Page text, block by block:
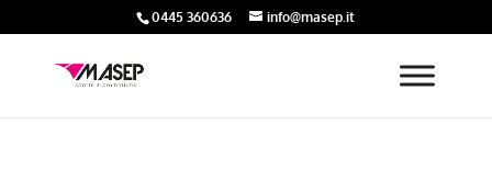
0445 360636 info@masep.it